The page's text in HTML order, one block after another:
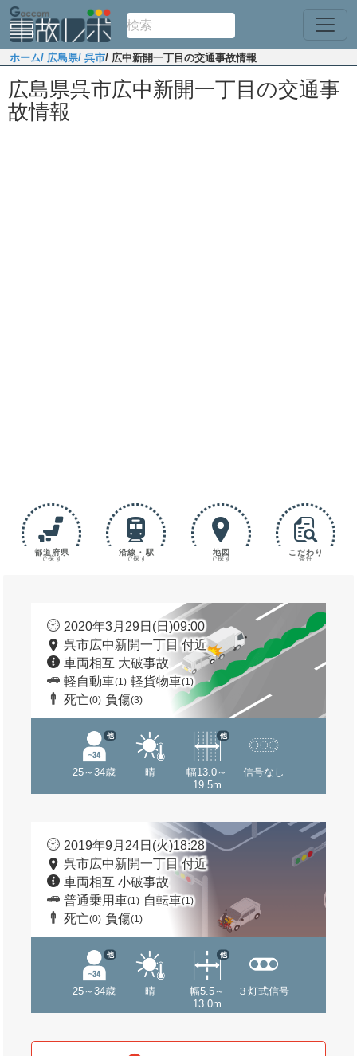
ホーム/ 広島県/ 呉市/ 広中新開一丁目の交通事故情報
広島県呉市広中新開一丁目の交通事
故情報
都道府県
で探す
沿線・駅
で探す
地図
で探す
こだわり
条件
2020年3月29日(日)09:00
呉市広中新開一丁目 付近
車両相互 大破事故
軽自動車(1) 軽貨物車(1)
死亡(0) 負傷(3)
25～34歳
他
晴
幅13.0～
19.5m
他
信号なし
2019年9月24日(火)18:28
呉市広中新開一丁目 付近
車両相互 小破事故
普通乗用車(1) 自転車(1)
死亡(0) 負傷(1)
25～34歳
他
晴
幅5.5～
13.0m
他
３灯式信号